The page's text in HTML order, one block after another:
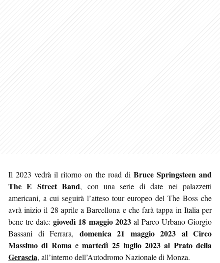
Il 2023 vedrà il ritorno on the road di Bruce Springsteen and
The E Street Band, con una serie di date nei palazzetti
americani, a cui seguirà l’atteso tour europeo del The Boss che
avrà inizio il 28 aprile a Barcellona e che farà tappa in Italia per
bene tre date:giovedì 18 maggio 2023al Parco Urbano Giorgio
Bassani di Ferrara, domenica 21 maggio 2023 al Circo
Massimo di Roma emartedì 25 luglio 2023 al Prato della
Gerascia, all’interno dell’Autodromo Nazionale di Monza.